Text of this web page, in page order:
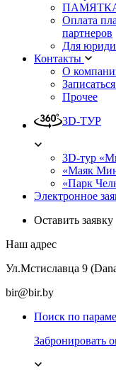
Оплата
партнеров
Для
Контакты
О
Прочее
3D-ТУР
3D-тур
«Маяк
«Парк
Электронное
Оставить заявку
Наш адрес
Ул.Мстиславца 9
bir@bir.by
Поиск по
Забронировать